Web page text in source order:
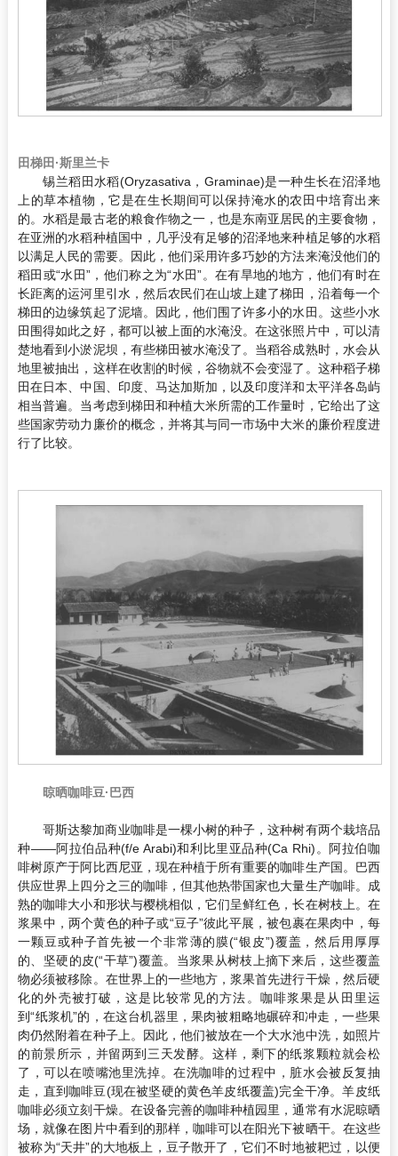
田梯田·斯里兰卡
锡兰稻田水稻(Oryzasativa，Graminae)是一种生长在沼泽地
上的草本植物，它是在生长期间可以保持淹水的农田中培育出来
的。水稻是最古老的粮食作物之一，也是东南亚居民的主要食物，
在亚洲的水稻种植国中，几乎没有足够的沼泽地来种植足够的水稻
以满足人民的需要。因此，他们采用许多巧妙的方法来淹没他们的
稻田或“水田”，他们称之为“水田”。在有旱地的地方，他们有时在
长距离的运河里引水，然后农民们在山坡上建了梯田，沿着每一个
梯田的边缘筑起了泥墙。因此，他们围了许多小的水田。这些小水
田围得如此之好，都可以被上面的水淹没。在这张照片中，可以清
楚地看到小淤泥坝，有些梯田被水淹没了。当稻谷成熟时，水会从
地里被抽出，这样在收割的时候，谷物就不会变湿了。这种稻子梯
田在日本、中国、印度、马达加斯加，以及印度洋和太平洋各岛屿
相当普遍。当考虑到梯田和种植大米所需的工作量时，它给出了这
些国家劳动力廉价的概念，并将其与同一市场中大米的廉价程度进
行了比较。
晾晒咖啡豆·巴西
哥斯达黎加商业咖啡是一棵小树的种子，这种树有两个栽培品
种——阿拉伯品种(f/e Arabi)和利比里亚品种(Ca Rhi)。阿拉伯咖
啡树原产于阿比西尼亚，现在种植于所有重要的咖啡生产国。巴西
供应世界上四分之三的咖啡，但其他热带国家也大量生产咖啡。成
熟的咖啡大小和形状与樱桃相似，它们呈鲜红色，长在树枝上。在
浆果中，两个黄色的种子或“豆子”彼此平展，被包裹在果肉中，每
一颗豆或种子首先被一个非常薄的膜(“银皮”)覆盖，然后用厚厚
的、坚硬的皮(“干草”)覆盖。当浆果从树枝上摘下来后，这些覆盖
物必须被移除。在世界上的一些地方，浆果首先进行干燥，然后硬
化的外壳被打破，这是比较常见的方法。咖啡浆果是从田里运
到“纸浆机”的，在这台机器里，果肉被粗略地碾碎和冲走，一些果
肉仍然附着在种子上。因此，他们被放在一个大水池中洗，如照片
的前景所示，并留两到三天发酵。这样，剩下的纸浆颗粒就会松
了，可以在喷嘴池里洗掉。在洗咖啡的过程中，脏水会被反复抽
走，直到咖啡豆(现在被坚硬的黄色羊皮纸覆盖)完全干净。羊皮纸
咖啡必须立刻干燥。在设备完善的咖啡种植园里，通常有水泥晾晒
场，就像在图片中看到的那样，咖啡可以在阳光下被晒干。在这些
被称为“天井”的大地板上，豆子散开了，它们不时地被耙过，以便